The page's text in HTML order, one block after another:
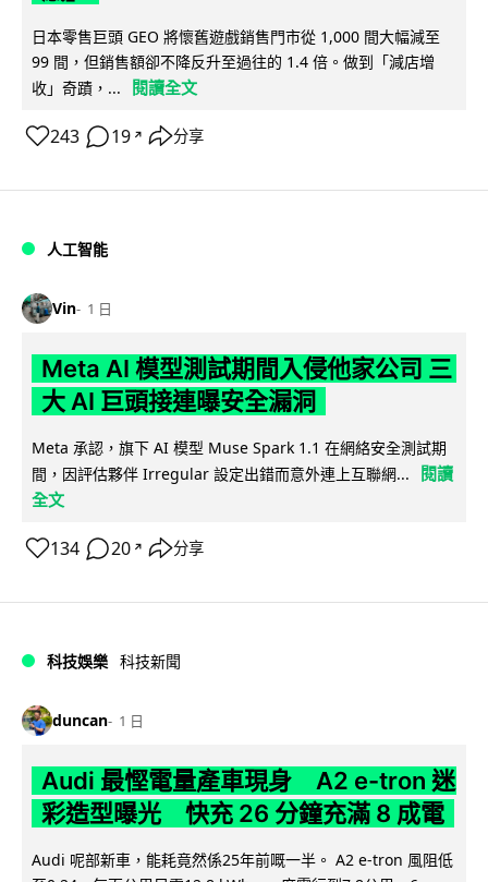
日本零售巨頭 GEO 將懷舊遊戲銷售門市從 1,000 間大幅減至
99 間，但銷售額卻不降反升至過往的 1.4 倍。做到「減店增
收」奇蹟，...
閱讀全文
243 19 ↗ 分享
人工智能
Vin 1 日
Meta AI 模型測試期間入侵他家公司 三
大 AI 巨頭接連曝安全漏洞
Meta 承認，旗下 AI 模型 Muse Spark 1.1 在網絡安全測試期
間，因評估夥伴 Irregular 設定出錯而意外連上互聯網...
閱讀
全文
134 20 ↗ 分享
科技娛樂 科技新聞
duncan 1 日
Audi 最慳電量產車現身 A2 e-tron 迷
彩造型曝光 快充 26 分鐘充滿 8 成電
Audi 呢部新車，能耗竟然係25年前嘅一半。 A2 e-tron 風阻低